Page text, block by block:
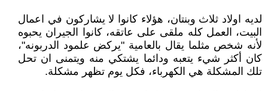
لديه اولاد ثلاث وبنتان، هؤلاء كانوا لا يشاركون في اعمال
البيت، العمل كله ملقى على عاتقه، كانوا الجيران يحبوه
لأنه شخص مثلما يقال بالعامية "يركض علمود الدربونه"،
كان أكثر شيء يتعبه ودائما يشتكي منه ويتمنى ان تحل
تلك المشكلة هي الكهرباء، فكل يوم تظهر مشكلة.